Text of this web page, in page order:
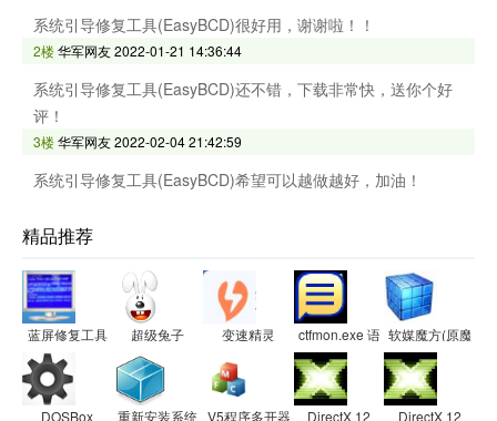
系统引导修复工具(EasyBCD)很好用，谢谢啦！！
2楼华军网友2022-01-21 14:36:44
系统引导修复工具(EasyBCD)还不错，下载非常快，送你个好
评！
3楼华军网友2022-02-04 21:42:59
系统引导修复工具(EasyBCD)希望可以越做越好，加油！
精品推荐
蓝屏修复工具 超级兔子 变速精灵 ctfmon.exe 语言栏修复工具
软媒魔方(原魔方
DOSBox 重新安装系统工具V5程序多开器 DirectX 12 DirectX 12